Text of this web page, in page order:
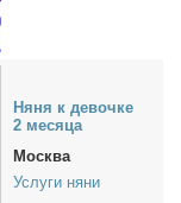
Ня­ня к де­воч­ке
2 ме­ся­ца
Москва
Услуги няни